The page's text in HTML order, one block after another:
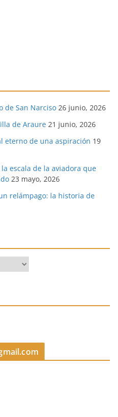
de San Narciso 26 junio, 2026
de Araure 21 junio, 2026
eterno de una aspiración 19
escala de la aviadora que
23 mayo, 2026
relámpago: la historia de